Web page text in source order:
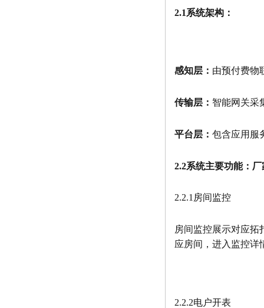
2.1系统架构：
感知层： 由预付费物
传输层： 智能网关采
平台层： 包含应用服
2.2系统主要功能：厂
2.2.1房间监控
房间监控展示对应拓
应房间，进入监控详
2.2.2电户开表